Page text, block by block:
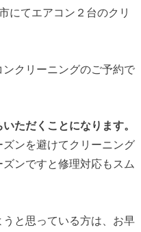
にてエアコン２台のクリ
クリーニングのご予約で
ただくことになります。
ンを避けてクリーニング
ンですと修理対応もスム
と思っている方は、お早